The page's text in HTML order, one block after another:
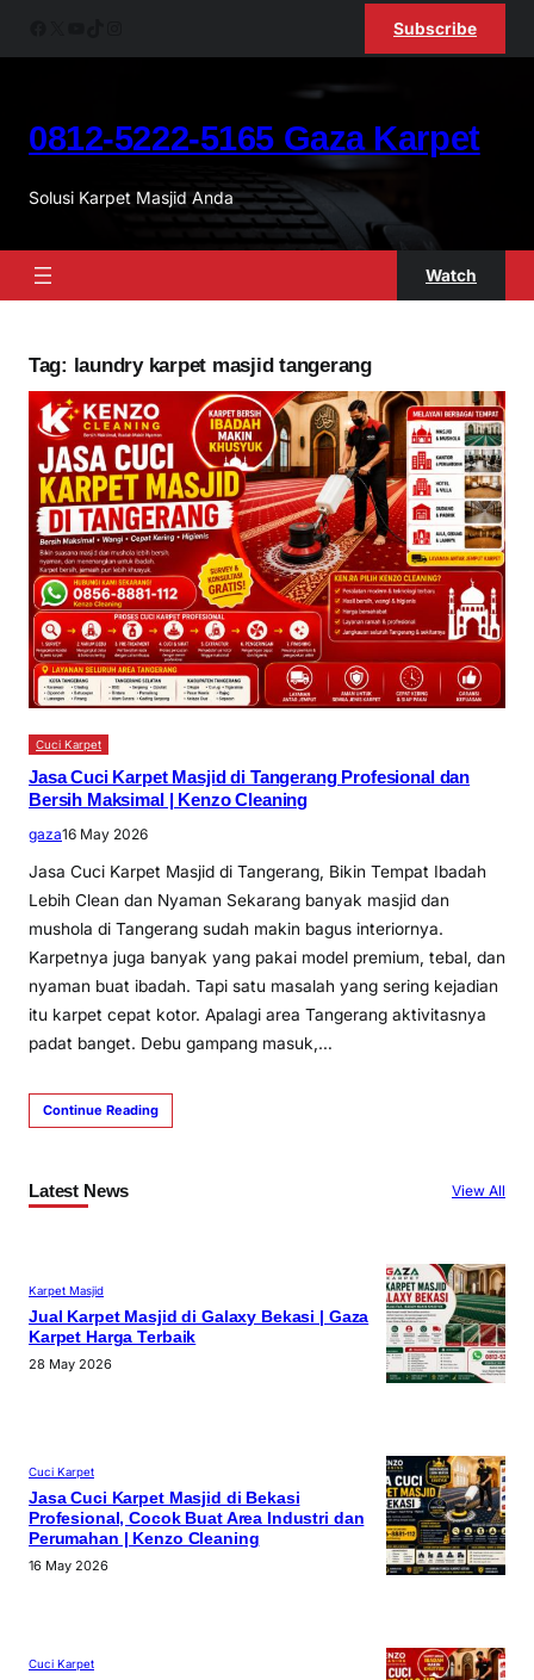
Subscribe
0812-5222-5165 Gaza Karpet
Solusi Karpet Masjid Anda
Watch
Tag: laundry karpet masjid tangerang
Cuci Karpet
Jasa Cuci Karpet Masjid di Tangerang Profesional dan
Bersih Maksimal | Kenzo Cleaning
gaza16 May 2026
Jasa Cuci Karpet Masjid di Tangerang, Bikin Tempat Ibadah
Lebih Clean dan Nyaman Sekarang banyak masjid dan
mushola di Tangerang sudah makin bagus interiornya.
Karpetnya juga banyak yang pakai model premium, tebal, dan
nyaman buat ibadah. Tapi satu masalah yang sering kejadian
itu karpet cepat kotor. Apalagi area Tangerang aktivitasnya
padat banget. Debu gampang masuk,…
Continue Reading
Latest News View All
Karpet Masjid
Jual Karpet Masjid di Galaxy Bekasi | Gaza
Karpet Harga Terbaik
28 May 2026
Cuci Karpet
Jasa Cuci Karpet Masjid di Bekasi
Profesional, Cocok Buat Area Industri dan
Perumahan | Kenzo Cleaning
16 May 2026
Cuci Karpet